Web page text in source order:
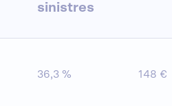
sinistres
36,3 % 148 €